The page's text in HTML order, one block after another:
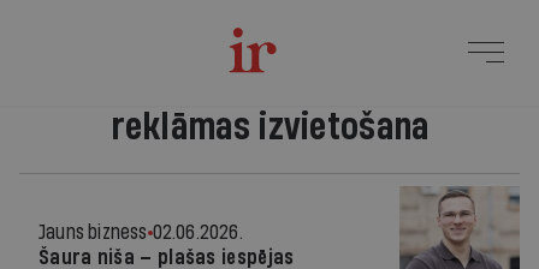
reklāmas izvietošana
Jauns bizness 02.06.2026.
Šaura niša — plašas iespējas